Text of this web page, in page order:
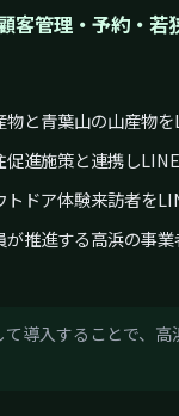
と青葉山の山産物
促進施策と連携し
ドア体験来訪者を
推進する高浜の事
導入することで、